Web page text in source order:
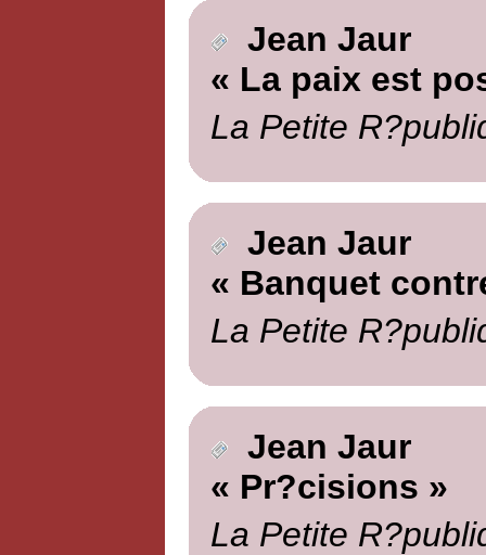
Jean Jaur
« La paix est
La Petite
Jean Jaur
« Banquet
La Petite
Jean Jaur
« Pr?cisions »
La Petite